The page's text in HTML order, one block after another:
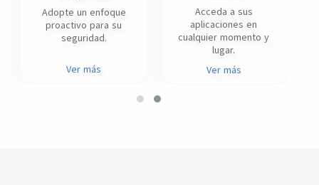
Adopte un enfoque
proactivo para su
seguridad.
Ver más
Acceda a sus
aplicaciones en
cualquier momento y
lugar.
Ver más